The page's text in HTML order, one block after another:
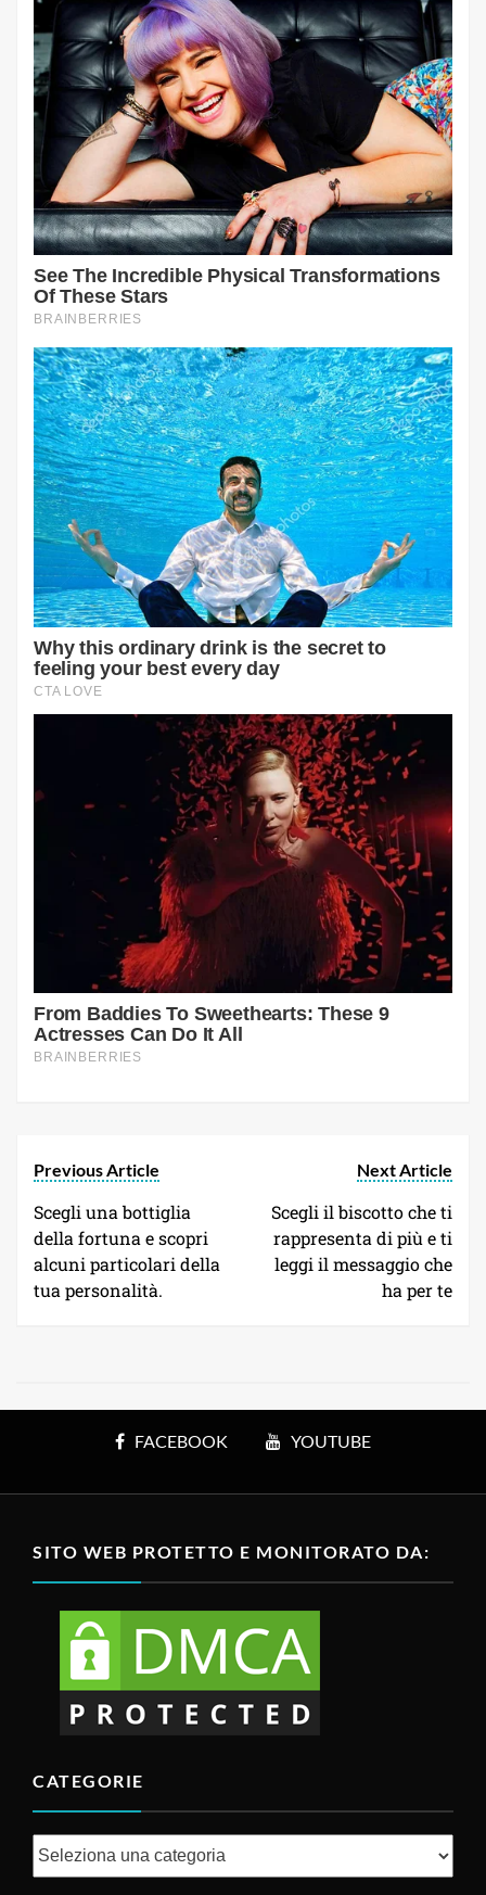
Previous Article
Scegli una bottiglia
della fortuna e scopri
alcuni particolari della
tua personalità.
Next Article
Scegli il biscotto che ti
rappresenta di più e ti
leggi il messaggio che
ha per te
FACEBOOK YOUTUBE
SITO WEB PROTETTO E MONITORATO DA:
CATEGORIE
Categorie